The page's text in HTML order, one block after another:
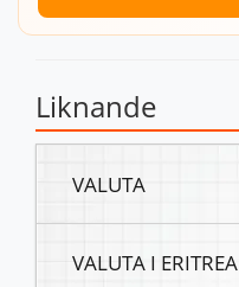
Liknande
VALUTA
VALUTA I ERITREA